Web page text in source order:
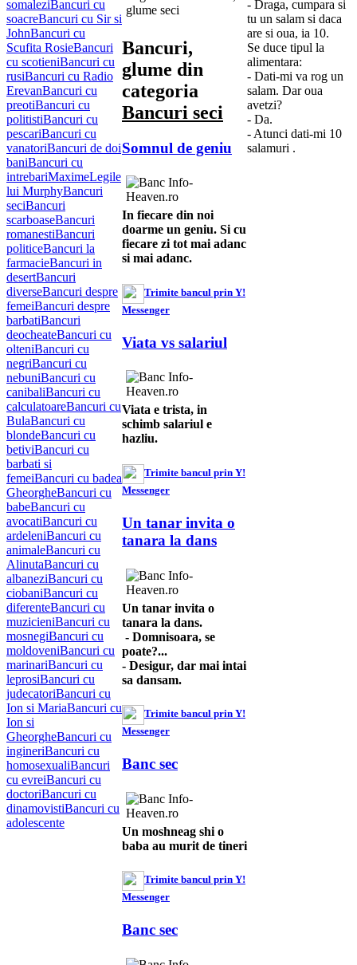
somaleziBancuri cu
soacreBancuri cu Sir si
JohnBancuri cu
Scufita RosieBancuri
cu scotieniBancuri cu
rusiBancuri cu Radio
ErevanBancuri cu
preotiBancuri cu
politistiBancuri cu
pescariBancuri cu
vanatoriBancuri de doi
baniBancuri cu
intrebariMaximeLegile
lui MurphyBancuri
seciBancuri
scarboaseBancuri
romanestiBancuri
politiceBancuri la
farmacieBancuri in
desertBancuri
diverseBancuri despre
femeiBancuri despre
barbatiBancuri
deocheateBancuri cu
olteniBancuri cu
negriBancuri cu
nebuniBancuri cu
canibaliBancuri cu
calculatoareBancuri cu
BulaBancuri cu
blondeBancuri cu
betiviBancuri cu
barbati si
femeiBancuri cu badea
GheorgheBancuri cu
babeBancuri cu
avocatiBancuri cu
ardeleniBancuri cu
animaleBancuri cu
AlinutaBancuri cu
albaneziBancuri cu
ciobaniBancuri cu
diferenteBancuri cu
muzicieniBancuri cu
mosnegiBancuri cu
moldoveniBancuri cu
marinariBancuri cu
leprosiBancuri cu
judecatoriBancuri cu
Ion si MariaBancuri cu
Ion si
GheorgheBancuri cu
ingineriBancuri cu
homosexualiBancuri
cu evreiBancuri cu
doctoriBancuri cu
dinamovistiBancuri cu
adolescente
glume seci
Bancuri,
glume din
categoria
Bancuri seci
Somnul de geniu
In fiecare din noi
doarme un geniu. Si cu
fiecare zi tot mai adanc
si mai adanc.
Trimite bancul prin Y!
Messenger
Viata vs salariul
Viata e trista, in
schimb salariul e
hazliu.
Trimite bancul prin Y!
Messenger
Un tanar invita o
tanara la dans
Un tanar invita o
tanara la dans.
- Domnisoara, se
poate?...
- Desigur, dar mai intai
sa dansam.
Trimite bancul prin Y!
Messenger
Banc sec
Un moshneag shi o
baba au murit de tineri
Trimite bancul prin Y!
Messenger
Banc sec
- Draga, cumpara si
tu un salam si daca
are si oua, ia 10.
Se duce tipul la
alimentara:
- Dati-mi va rog un
salam. Dar oua
avetzi?
- Da.
- Atunci dati-mi 10
salamuri .